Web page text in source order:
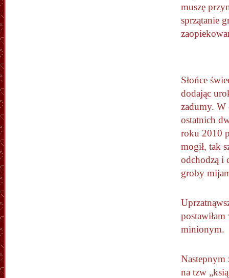
muszę
sprzątanie
Słońce
dodając
zadumy. W
ostatnich
roku 2010
mogił, tak
odchodzą i
groby
postawiłam
minionym.
Nastepnym
na tzw